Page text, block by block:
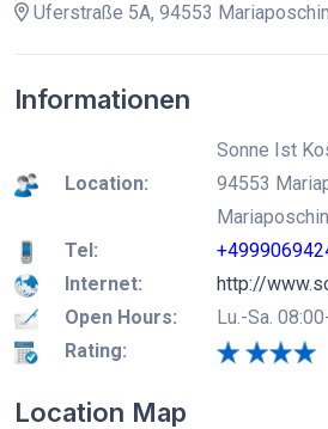
Uferstraße 5A, 94553
Informationen
Location:
Sonne Ist
94553
Tel:
Internet:
http://
Open Hours:
Lu.-Sa.
Rating:
Location Map